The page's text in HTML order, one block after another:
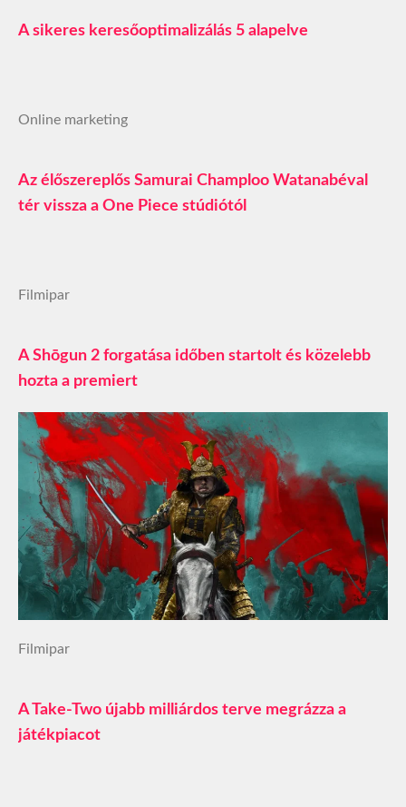
A sikeres keresőoptimalizálás 5 alapelve
Online marketing
Az élőszereplős Samurai Champloo Watanabéval
tér vissza a One Piece stúdiótól
Filmipar
A Shōgun 2 forgatása időben startolt és közelebb
hozta a premiert
Filmipar
A Take-Two újabb milliárdos terve megrázza a
játékpiacot